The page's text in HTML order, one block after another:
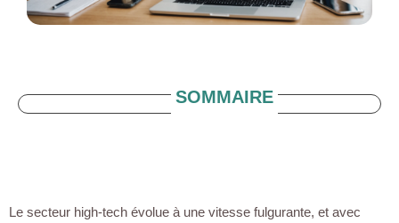
SOMMAIRE
Le secteur high-tech évolue à une vitesse fulgurante, et avec